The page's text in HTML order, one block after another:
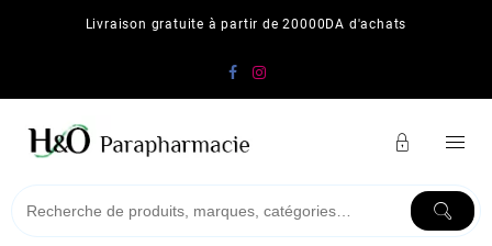
Livraison gratuite à partir de 20000DA d'achats